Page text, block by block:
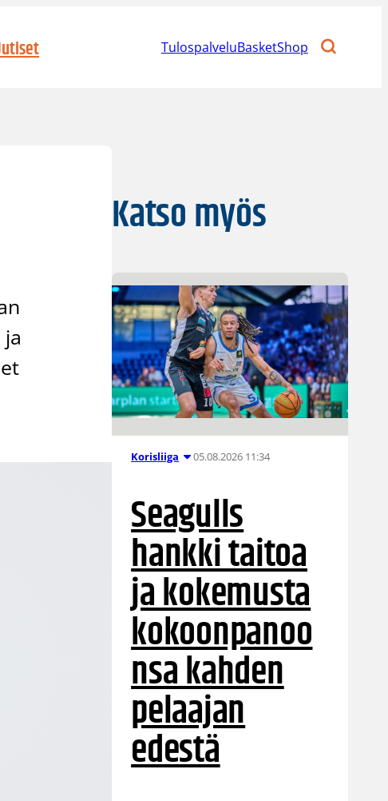
TulospalveluBasketShop
Katso myös
Korisliiga 05.08.2026 11:34
Seagulls
hankki taitoa
ja kokemusta
kokoonpanoo
nsa kahden
pelaajan
edestä